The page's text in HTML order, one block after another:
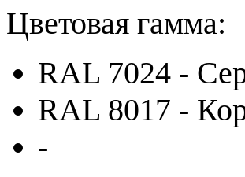
Цветовая гамма:
RAL 7024 -
RAL 8017 -
-